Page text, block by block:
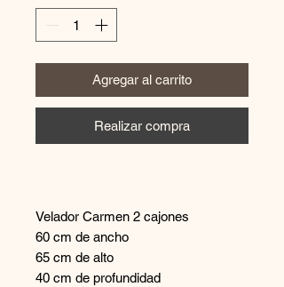
Agregar al carrito
Realizar compra
Velador Carmen 2 cajones
60 cm de ancho
65 cm de alto
40 cm de profundidad